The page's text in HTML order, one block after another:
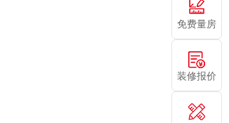
免费量房
装修报价